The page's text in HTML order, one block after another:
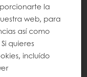
la
web, para
así como
quieres
incluído